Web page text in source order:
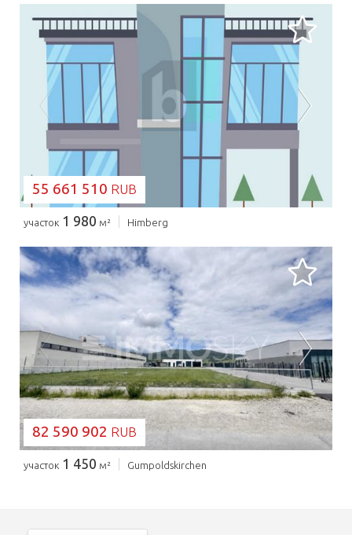
ЗАГРУЗКА...
55 661 510 RUB
участок 1 980 м² Himberg
ЗАГРУЗКА...
82 590 902 RUB
участок 1 450 м² Gumpoldskirchen